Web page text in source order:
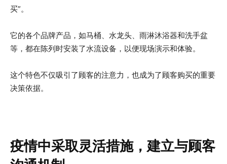
买”。
它的各个品牌产品，如马桶、水龙头、雨淋沐浴器和洗手盆
等，都在陈列时安装了水流设备，以便现场演示和体验。
这个特色不仅吸引了顾客的注意力，也成为了顾客购买的重要
决策依据。
疫情中采取灵活措施，建立与顾客